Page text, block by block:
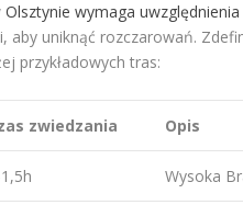
Olsztynie wymaga
aby uniknąć rozczarowań.
przykładowych tras:
zwiedzania Opis
Wysoka